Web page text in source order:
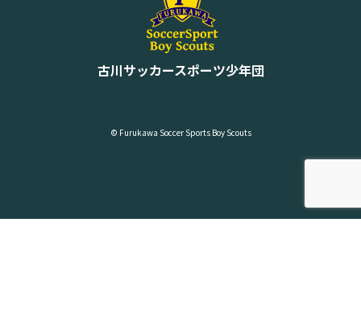
古川サッカースポーツ少年団
© Furukawa Soccer Sports Boy Scouts